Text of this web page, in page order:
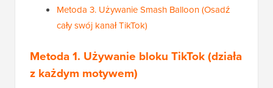
Metoda 3. Używanie Smash Balloon (Osadź
cały swój kanał TikTok)
Metoda 1. Używanie bloku TikTok (działa
z każdym motywem)